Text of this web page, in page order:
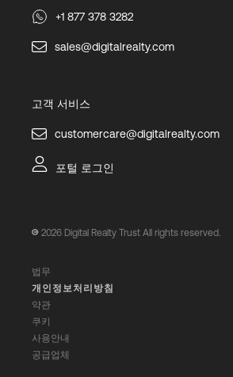
+1 877 378 3282
sales@digitalrealty.com
고객 서비스
customercare@digitalrealty.com
포털 로그인
2026 Digital Realty Trust All rights reserved.
법무
개인정보처리방침
약관
쿠키
사용안내
공급업체